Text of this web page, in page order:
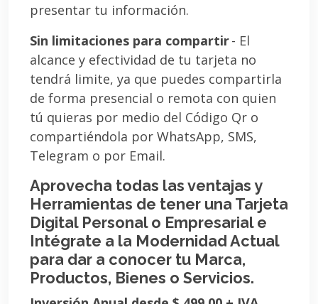
presentar tu información.
Sin limitaciones para compartir- El
alcance y efectividad de tu tarjeta no
tendrá limite, ya que puedes compartirla
de forma presencial o remota con quien
tú quieras por medio del Código Qr o
compartiéndola por WhatsApp, SMS,
Telegram o por Email.
Aprovecha todas las ventajas y
Herramientas de tener una Tarjeta
Digital Personal o Empresarial e
Intégrate a la Modernidad Actual
para dar a conocer tu Marca,
Productos, Bienes o Servicios.